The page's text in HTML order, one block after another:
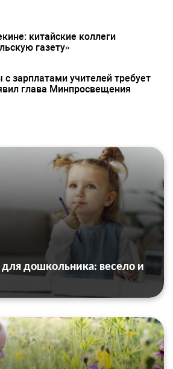
китайские коллеги
газету»
зарплатами учителей требует
глава Минпросвещения
дошкольника: весело и